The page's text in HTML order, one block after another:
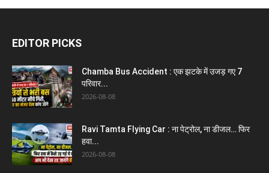
EDITOR PICKS
Chamba Bus Accident : एक झटके में उजड़ गए 7
परिवार...
2026-08-08
Ravi Tamta Flying Car : ना पेट्रोल, ना डीजल… फिर
हवा...
2026-08-08